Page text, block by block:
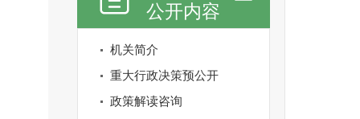
公开内容
机关简介
重大行政决策预公开
政策解读咨询